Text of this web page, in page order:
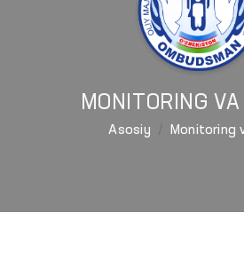
MONITORING
Asosiy Monitoring